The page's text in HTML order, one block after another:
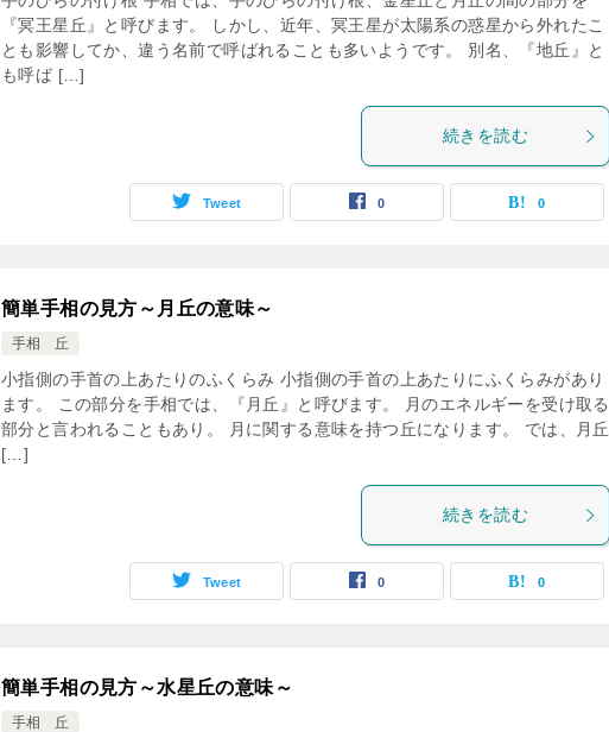
『冥王星丘』と呼びます。 しかし、近年、冥王星が太陽系の惑星から外れたこ
とも影響してか、違う名前で呼ばれることも多いようです。 別名、『地丘』と
も呼ば […]
続きを読む
Tweet 0 0
簡単手相の見方～月丘の意味～
手相 丘
小指側の手首の上あたりのふくらみ 小指側の手首の上あたりにふくらみがあり
ます。 この部分を手相では、『月丘』と呼びます。 月のエネルギーを受け取る
部分と言われることもあり。 月に関する意味を持つ丘になります。 では、月丘
[…]
続きを読む
Tweet 0 0
簡単手相の見方～水星丘の意味～
手相 丘